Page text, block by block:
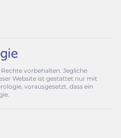
Rechte vorbehalten. Jegliche
Website ist gestattet nur mit
vorausgesetzt, dass ein